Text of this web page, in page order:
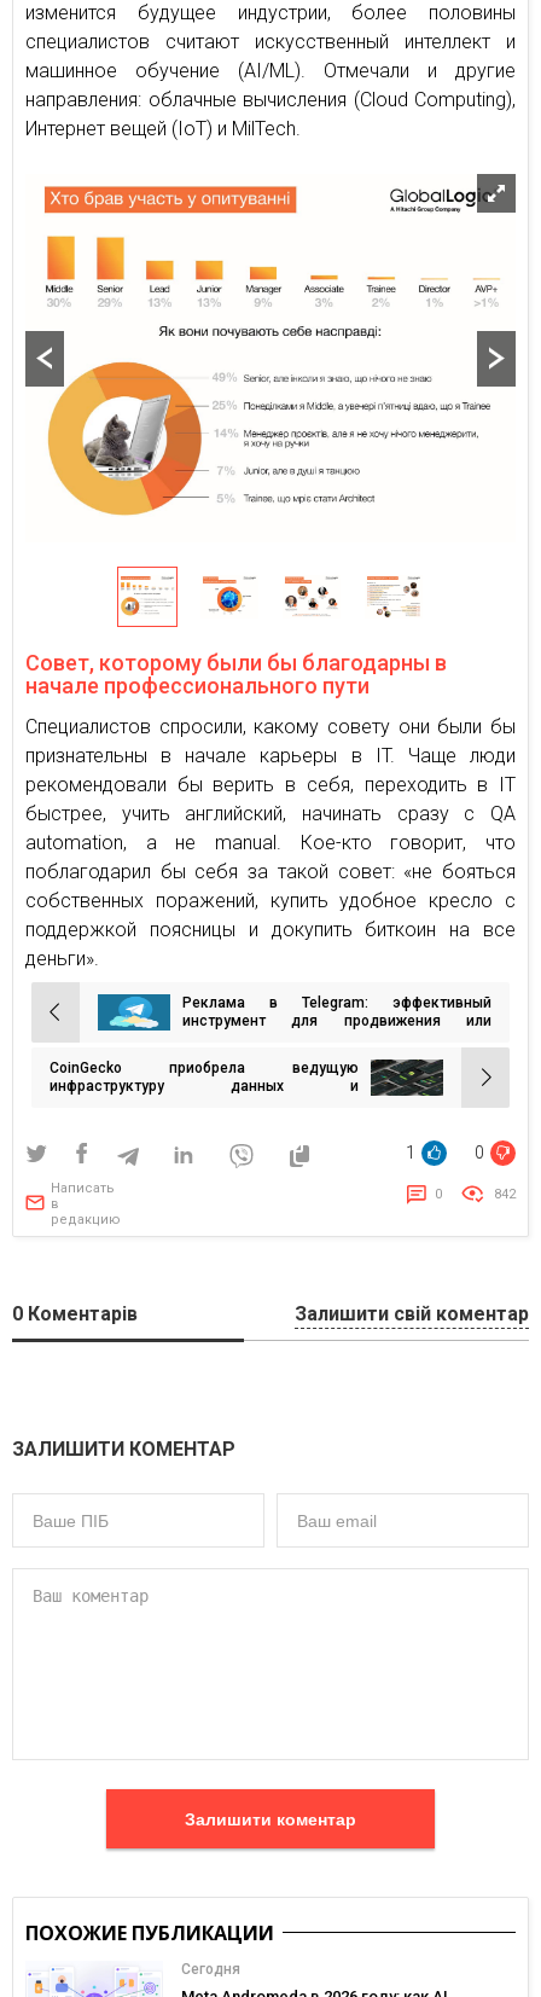
изменится будущее индустрии, более половины
специалистов считают искусственный интеллект и
машинное обучение (AI/ML). Отмечали и другие
направления: облачные вычисления (Cloud Computing),
Интернет вещей (IoT) и MilTech.
Совет, которому были бы благодарны в
начале профессионального пути
Специалистов спросили, какому совету они были бы
признательны в начале карьеры в IT. Чаще люди
рекомендовали бы верить в себя, переходить в IT
быстрее, учить английский, начинать сразу с QA
automation, а не manual. Кое-кто говорит, что
поблагодарил бы себя за такой совет: «не бояться
собственных поражений, купить удобное кресло с
поддержкой поясницы и докупить биткоин на все
деньги».
Навигация
по
записям
Реклама в Telegram: эффективный
инструмент для продвижения или
провели исследование!
CoinGecko приобрела ведущую
инфраструктуру данных и
1 0
Написать
в
редакцию
0 842
0 Коментарів Залишити свій коментар
ЗАЛИШИТИ КОМЕНТАР
Залишити коментар
ПОХОЖИЕ ПУБЛИКАЦИИ
Сегодня